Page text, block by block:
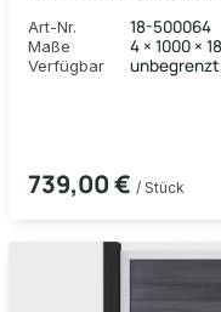
Art-Nr. 18-500064
Maße 4 × 1000 ×
Verfügbar unbegrenzt
739,00 € / Stück